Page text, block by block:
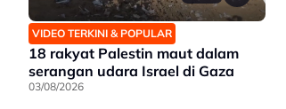
VIDEO TERKINI & POPULAR
18 rakyat Palestin maut dalam
serangan udara Israel di Gaza
03/08/2026